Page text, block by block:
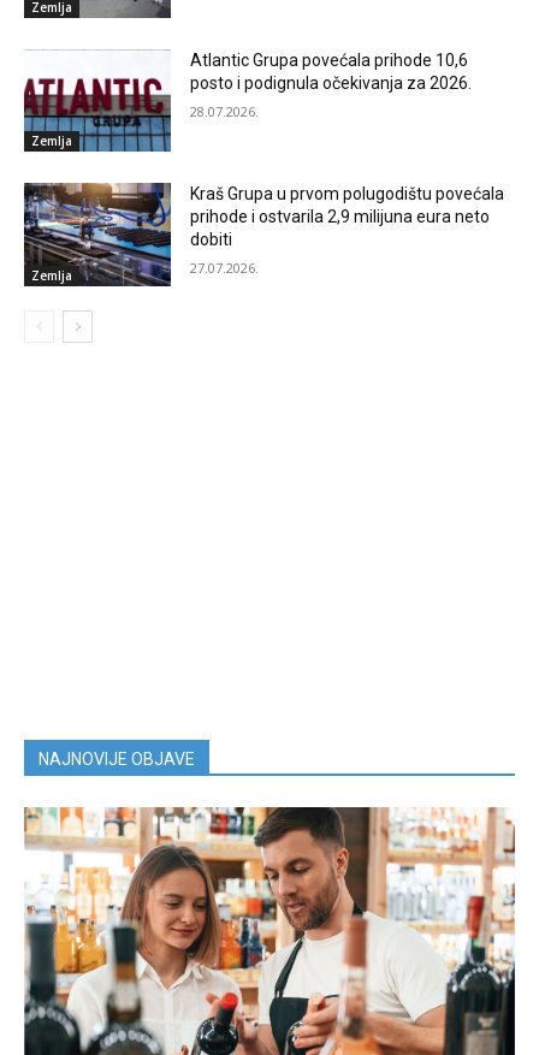
Zemlja
Zemlja
Atlantic Grupa povećala prihode 10,6
posto i podignula očekivanja za 2026.
28.07.2026.
Zemlja
Kraš Grupa u prvom polugodištu povećala
prihode i ostvarila 2,9 milijuna eura neto
dobiti
27.07.2026.
NAJNOVIJE OBJAVE